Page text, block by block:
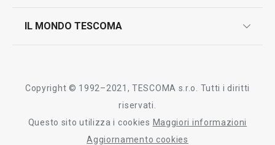
test sui prodotti
IL MONDO TESCOMA
Tescoma nel mondo
Copyright © 1992–2021, TESCOMA s.r.o. Tutti i diritti
riservati.
Questo sito utilizza i cookies Maggiori informazioni
Aggiornamento cookies